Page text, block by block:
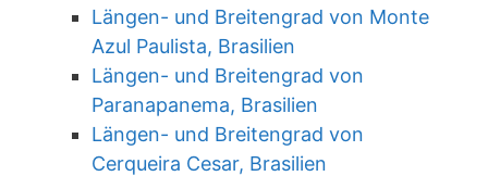
Längen- und Breitengrad von Monte
Azul Paulista, Brasilien
Längen- und Breitengrad von
Paranapanema, Brasilien
Längen- und Breitengrad von
Cerqueira Cesar, Brasilien